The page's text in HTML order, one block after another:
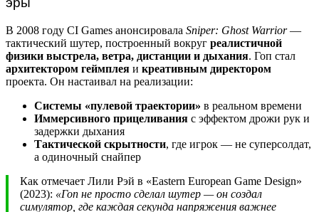
В 2008 году CI Games анонсировала Sniper: Ghost Warrior—
тактический шутер, построенный вокруг реалистичной
физики выстрела, ветра, дистанции и дыхания. Гоп стал
архитектором геймплея и креативным директором
проекта. Он настаивал на реализации:
Системы «пулевой траектории» в реальном времени
Иммерсивного прицеливания с эффектом дрожи рук и
задержки дыхания
Тактической скрытности, где игрок — не суперсолдат,
а одиночный снайпер
Как отмечает Лили Рэй в «Eastern European Game Design»
(2023): «Гоп не просто сделал шутер — он создал
симулятор, где каждая секунда напряжения важнее